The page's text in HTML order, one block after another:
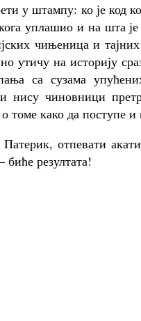
у штампу: ко је код
кога уплашио и на шта
чињеница и
утичу на историју
са сузама
нису чиновници
томе како да поступе
отпевати
биће резултата!